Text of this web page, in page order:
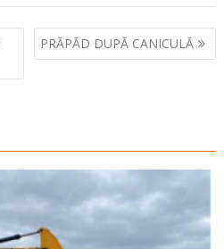
PRĂPĂD DUPĂ CANICULĂ